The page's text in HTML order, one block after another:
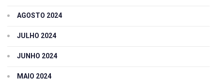
AGOSTO 2024
JULHO 2024
JUNHO 2024
MAIO 2024